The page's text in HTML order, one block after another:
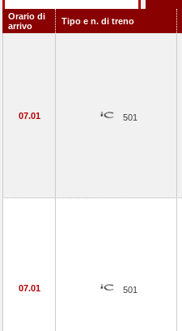
Orario di
arrivo
Tipo e n. di treno
07.01 501
07.01 501